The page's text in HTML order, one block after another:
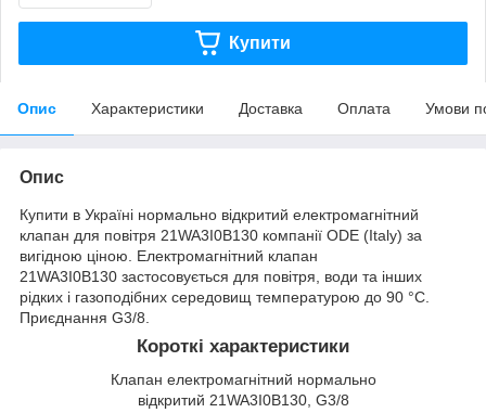
Купити
Опис Характеристики Доставка Оплата Умови
Опис
Купити в Україні нормально відкритий електромагнітний
клапан для повітря 21WA3I0B130 компанії ODE (Italy) за
вигідною ціною. Електромагнітний клапан
21WA3I0B130 застосовується для повітря, води та інших
рідких і газоподібних середовищ температурою до 90 °C.
Приєднання G3/8.
Короткі характеристики
Клапан електромагнітний нормально
відкритий 21WA3I0B130, G3/8